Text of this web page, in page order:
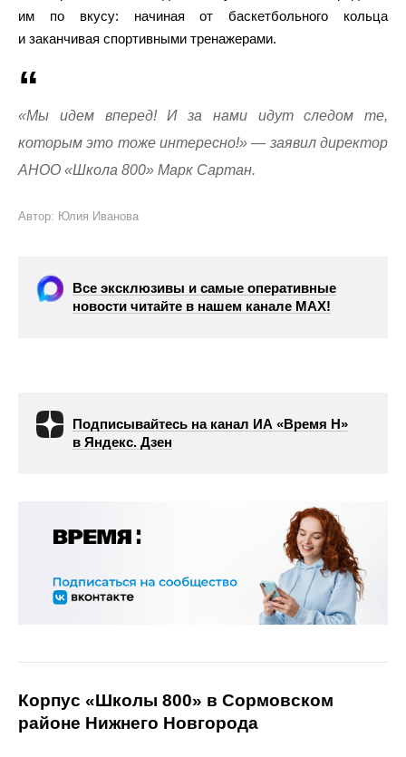
им по вкусу: начиная от баскетбольного кольца
и заканчивая спортивными тренажерами.
«Мы идем вперед! И за нами идут следом те,
которым это тоже интересно!» — заявил директор
АНОО «Школа 800» Марк Сартан.
Автор: Юлия Иванова
Все эксклюзивы и самые оперативные
новости читайте в нашем канале МАХ!
Подписывайтесь на канал ИА «Время Н»
в Яндекс. Дзен
Корпус «Школы 800» в Сормовском
районе Нижнего Новгорода